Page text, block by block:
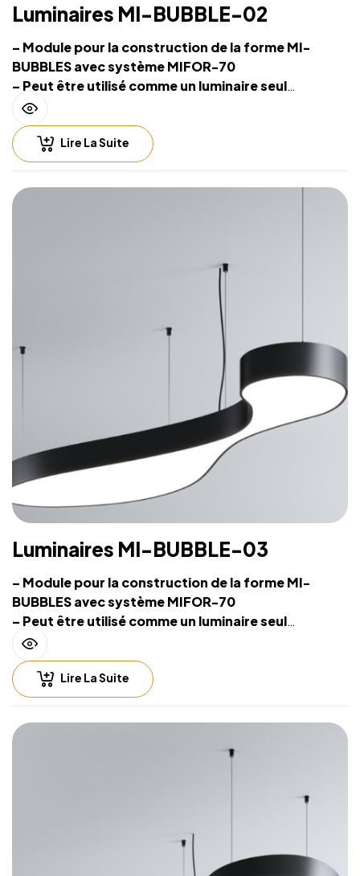
Luminaires MI-BUBBLE-02
– Module pour la construction de la forme MI-
BUBBLES avec système MIFOR-70
– Peut être utilisé comme un luminaire seul
– Source lumineuse intégrée et système de
suspension sur filins
– Hauteur de suspension facilement réglable
– Compatible with lighting control including
– Fichiers CAD 2D et BIM 3D disponibles en
– Luminaire fourni sans alimentation LED
Lire La Suite
Luminaires MI-BUBBLE-03
– Module pour la construction de la forme MI-
BUBBLES avec système MIFOR-70
– Peut être utilisé comme un luminaire seul
– Source lumineuse intégrée et système de
suspension sur filins
– Hauteur de suspension facilement réglable
– Compatible with lighting control including
– Fichiers CAD 2D et BIM 3D disponibles en
plusieurs formats permettant la conception de
Lire La Suite